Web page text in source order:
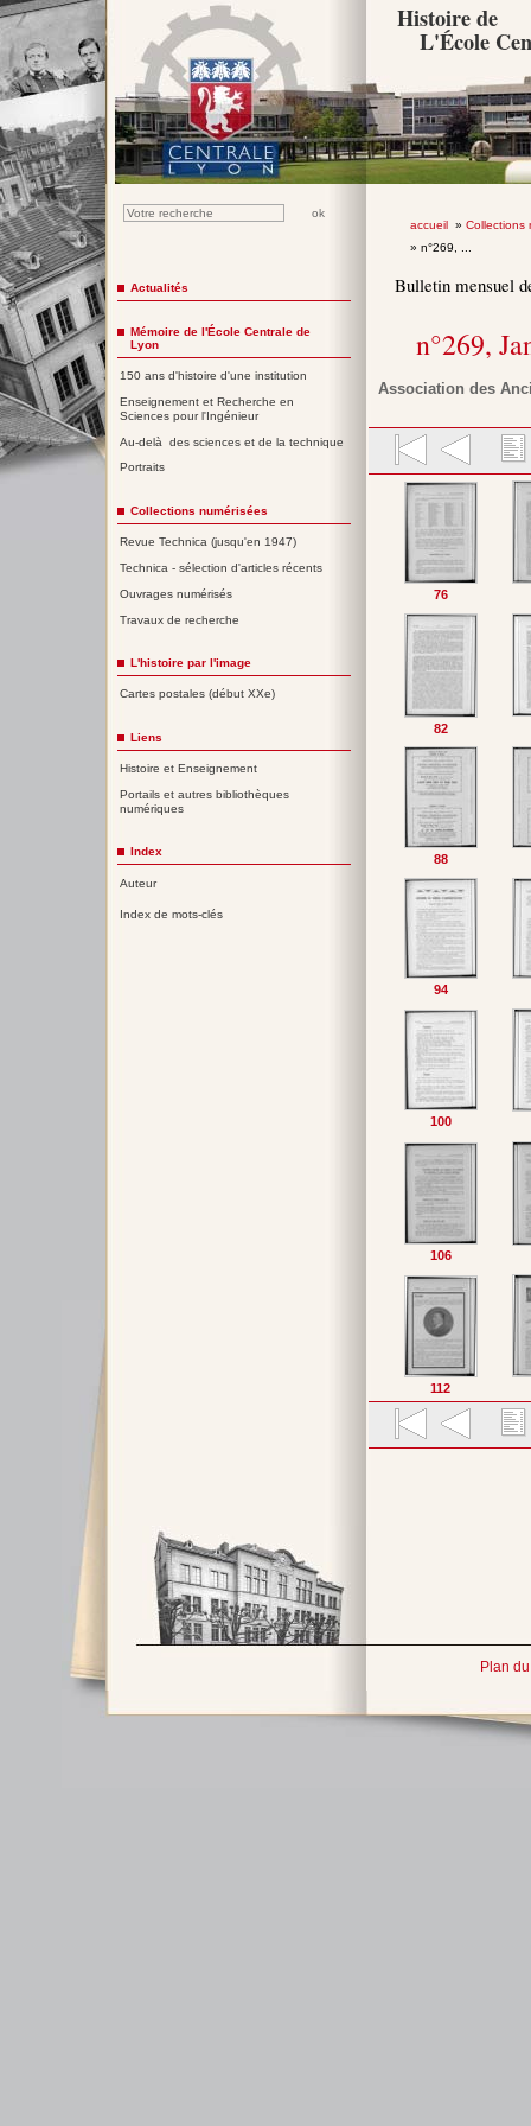
Histoire de
L'École
accueil» Collections
» n°269, ...
Bulletin mensuel
n°269,
Association des
76
82
88
94
100
106
112
Actualités
Mémoire de l'École Centrale de
Lyon
150 ans d'histoire d'une institution
Enseignement et Recherche en
Sciences pour l'Ingénieur
Au-delà des sciences et de la technique
Portraits
Collections numérisées
Revue Technica (jusqu'en 1947)
Technica - sélection d'articles récents
Ouvrages numérisés
Travaux de recherche
L'histoire par l'image
Cartes postales (début XXe)
Liens
Histoire et Enseignement
Portails et autres bibliothèques
numériques
Index
Auteur
Index de mots-clés
Plan